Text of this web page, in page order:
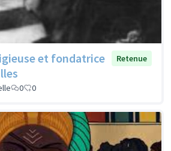
et fondatrice
Retenue
0 0